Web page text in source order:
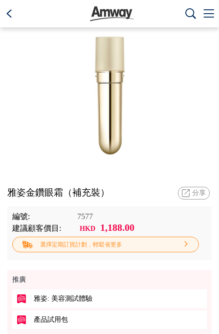
 

雅姿金鑽眼霜（補充裝） 分享
編號:
7577
建議顧客價目:
HKD 1,188.00
選擇定期訂貨計劃，輕鬆省更多
推廣
雅姿: 美容測試體驗
產品試用包